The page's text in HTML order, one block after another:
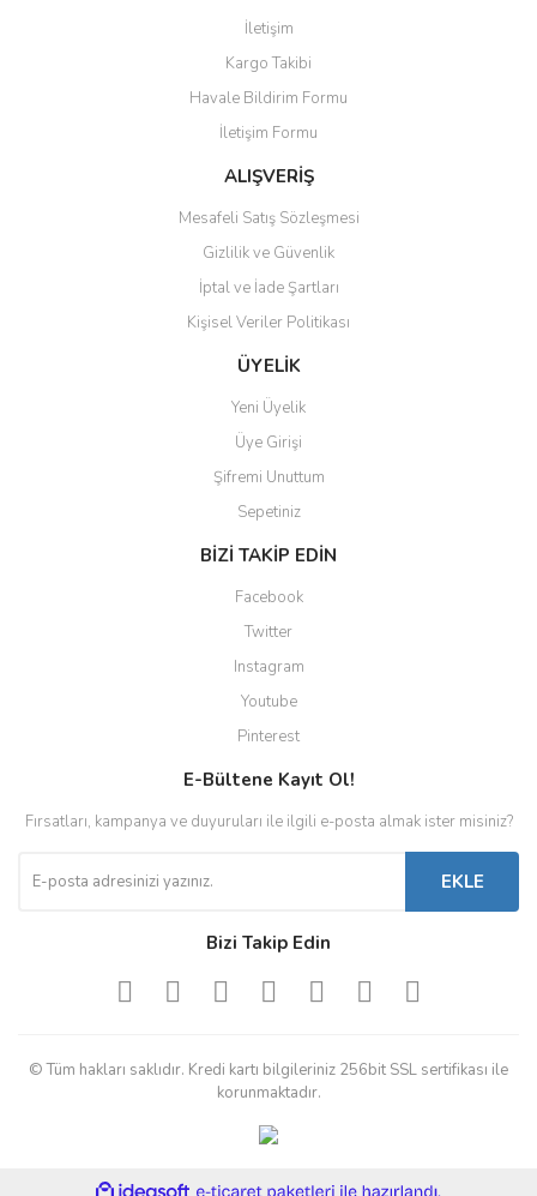
Ürün resmi kalitesiz, bozuk veya görüntülenemiyor.
Ürün açıklamasında eksik bilgiler bulunuyor.
Ürün bilgilerinde hatalar bulunuyor.
Ürün fiyatı diğer sitelerden daha pahalı.
Gönder
İletişim
Kargo Takibi
Havale Bildirim Formu
İletişim Formu
ALIŞVERİŞ
Mesafeli Satış Sözleşmesi
Gizlilik ve Güvenlik
İptal ve İade Şartları
Kişisel Veriler Politikası
ÜYELİK
Yeni Üyelik
Üye Girişi
Şifremi Unuttum
Sepetiniz
BİZİ TAKİP EDİN
Facebook
Twitter
Instagram
Youtube
Pinterest
E-Bültene Kayıt Ol!
Fırsatları, kampanya ve duyuruları ile ilgili e-posta almak ister misiniz?
EKLE
Bizi Takip Edin
© Tüm hakları saklıdır. Kredi kartı bilgileriniz 256bit SSL sertifikası ile
korunmaktadır.
ideasoft e-